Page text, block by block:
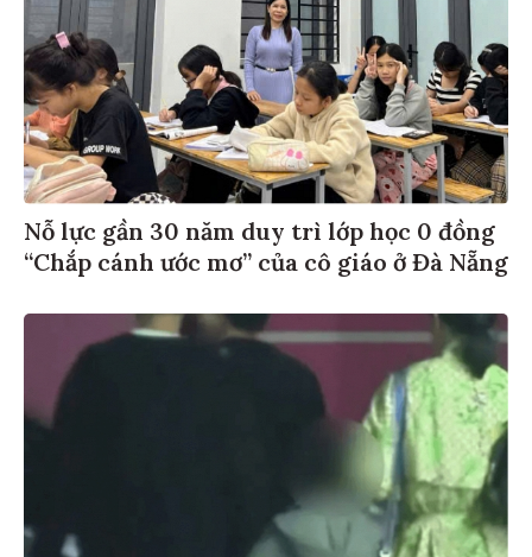
Nỗ lực gần 30 năm duy trì lớp học 0 đồng
“Chắp cánh ước mơ” của cô giáo ở Đà Nẵng